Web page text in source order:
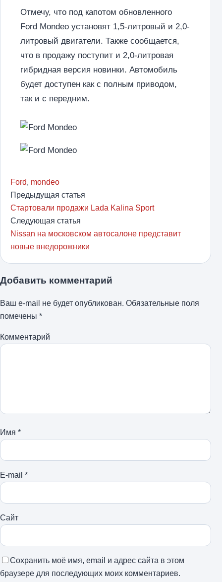
Отмечу, что под капотом обновленного
Ford Mondeo установят 1,5-литровый и 2,0-
литровый двигатели. Также сообщается,
что в продажу поступит и 2,0-литровая
гибридная версия новинки. Автомобиль
будет доступен как с полным приводом,
так и с передним.
Ford, mondeo
Предыдущая статья
Стартовали продажи Lada Kalina Sport
Следующая статья
Nissan на московском автосалоне представит
новые внедорожники
Добавить комментарий
Ваш e-mail не будет опубликован. Обязательные поля
помечены *
Комментарий
Имя *
E-mail *
Сайт
Сохранить моё имя, email и адрес сайта в этом
браузере для последующих моих комментариев.